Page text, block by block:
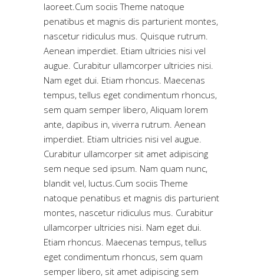
laoreet.Cum sociis Theme natoque
penatibus et magnis dis parturient montes,
nascetur ridiculus mus. Quisque rutrum.
Aenean imperdiet. Etiam ultricies nisi vel
augue. Curabitur ullamcorper ultricies nisi.
Nam eget dui. Etiam rhoncus. Maecenas
tempus, tellus eget condimentum rhoncus,
sem quam semper libero, Aliquam lorem
ante, dapibus in, viverra rutrum. Aenean
imperdiet. Etiam ultricies nisi vel augue.
Curabitur ullamcorper sit amet adipiscing
sem neque sed ipsum. Nam quam nunc,
blandit vel, luctus.Cum sociis Theme
natoque penatibus et magnis dis parturient
montes, nascetur ridiculus mus. Curabitur
ullamcorper ultricies nisi. Nam eget dui.
Etiam rhoncus. Maecenas tempus, tellus
eget condimentum rhoncus, sem quam
semper libero, sit amet adipiscing sem